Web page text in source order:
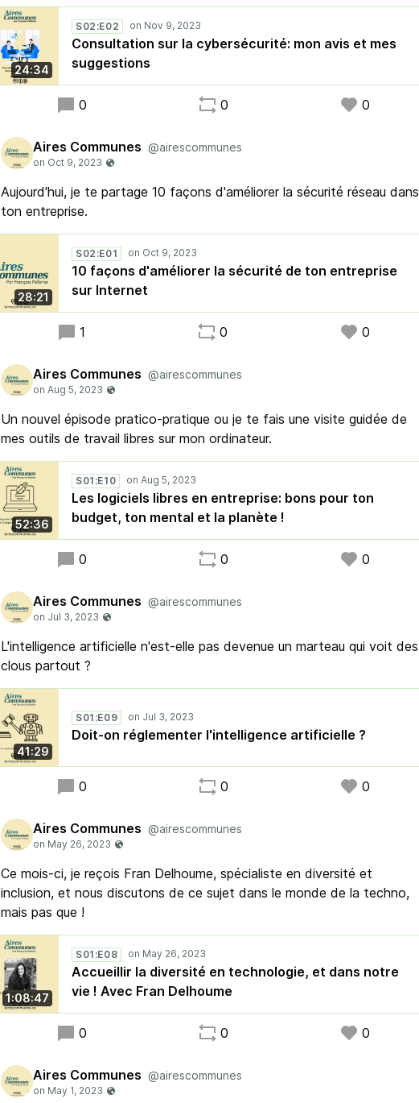
24:34
S02:E02
Consultation sur la cybersécurité: mon avis et mes
suggestions
0 0 0
Aires Communes @airescommunes
Aujourd'hui, je te partage 10 façons d'améliorer la sécurité réseau dans
ton entreprise.
28:21
S02:E01
10 façons d'améliorer la sécurité de ton entreprise
sur Internet
1 0 0
Aires Communes @airescommunes
Un nouvel épisode pratico-pratique ou je te fais une visite guidée de
mes outils de travail libres sur mon ordinateur.
52:36
S01:E10
Les logiciels libres en entreprise: bons pour ton
budget, ton mental et la planète !
0 0 0
Aires Communes @airescommunes
L'intelligence artificielle n'est-elle pas devenue un marteau qui voit des
clous partout ?
41:29
S01:E09
Doit-on réglementer l'intelligence artificielle ?
0 0 0
Aires Communes @airescommunes
Ce mois-ci, je reçois Fran Delhoume, spécialiste en diversité et
inclusion, et nous discutons de ce sujet dans le monde de la techno,
mais pas que !
1:08:47
S01:E08
Accueillir la diversité en technologie, et dans notre
vie ! Avec Fran Delhoume
0 0 0
Aires Communes @airescommunes